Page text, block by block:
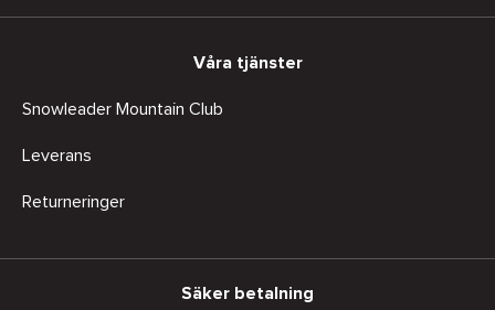
Våra tjänster
Snowleader Mountain Club
Leverans
Returneringer
Säker betalning